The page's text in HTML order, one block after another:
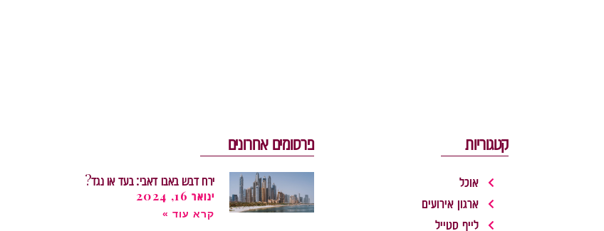
קטגוריות
אוכל
ארגון אירועים
לייף סטייל
פרסומים אחרונים
ירח דבש באבו דאבי: בעד או נגד?
ינואר 16, 2024
קרא עוד »